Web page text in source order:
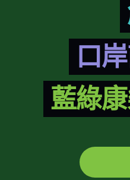
口
藍綠